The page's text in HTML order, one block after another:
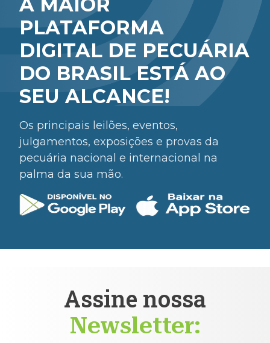
PLATAFORMA
DIGITAL DE PECUÁRIA
DO BRASIL ESTÁ AO
SEU ALCANCE!
Os principais leilões, eventos,
julgamentos, exposições e provas da
pecuária nacional e internacional na
palma da sua mão.
Assine nossa
Newsletter: